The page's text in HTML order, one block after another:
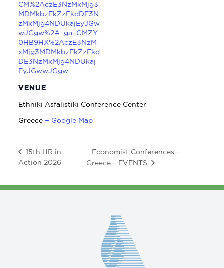
CM%2AczE3NzMxMjg3
MDMkbzEkZzEkdDE3N
zMxMjg4NDUkajEyJGw
wJGgw%2A_ga_GMZY
0HB9HX%2AczE3NzM
xMjg3MDMkbzEkZzEkd
DE3NzMxMjg4NDUkaj
EyJGwwJGgw
VENUE
Ethniki Asfalistiki Conference Center
Greece + Google Map
15th HR in
Action 2026
Economist Conferences –
Greece – EVENTS